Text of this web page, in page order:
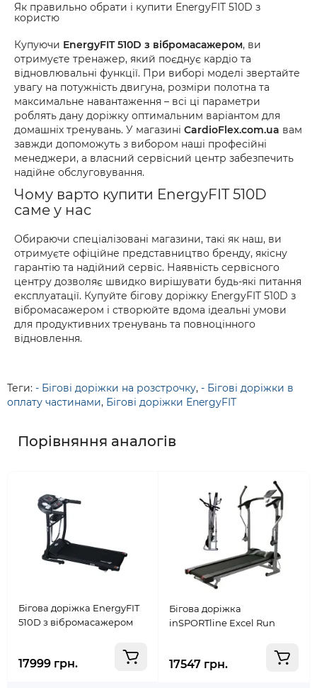
Як правильно обрати і купити EnergyFIT 510D з
користю
Купуючи EnergyFIT 510D з вібромасажером, ви
отримуєте тренажер, який поєднує кардіо та
відновлювальні функції. При виборі моделі звертайте
увагу на потужність двигуна, розміри полотна та
максимальне навантаження – всі ці параметри
роблять дану доріжку оптимальним варіантом для
домашніх тренувань. У магазині CardioFlex.com.ua вам
завжди допоможуть з вибором наші професійні
менеджери, а власний сервісний центр забезпечить
надійне обслуговування.
Чому варто купити EnergyFIT 510D
саме у нас
Обираючи спеціалізовані магазини, такі як наш, ви
отримуєте офіційне представництво бренду, якісну
гарантію та надійний сервіс. Наявність сервісного
центру дозволяє швидко вирішувати будь-які питання
експлуатації. Купуйте бігову доріжку EnergyFIT 510D з
вібромасажером і створюйте вдома ідеальні умови
для продуктивних тренувань та повноцінного
відновлення.
Теги: - Бігові доріжки на розстрочку, - Бігові доріжки в
оплату частинами, Бігові доріжки EnergyFIT
Порівняння аналогів
Бігова доріжка EnergyFIT
510D з вібромасажером
17999 грн.
Бігова доріжка
inSPORTline Excel Run
17547 грн.